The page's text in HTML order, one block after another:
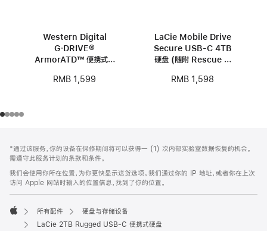
Western Digital
G‑DRIVE®
ArmorATD™ 便携式硬
RMB 1,599
LaCie Mobile Drive
Secure USB-C 4TB
硬盘 (随附 Rescue 服
RMB 1,598
页
页
脚
注
*通过该服务，你的设备在保修期间将可以获得一 (1) 次内部实验室数据恢复的机会。
需遵守此服务计划的条款和条件。
我们会使用你所在位置，为你更快显示送货选项。我们通过你的 IP 地址，或者你在上次
访问 Apple 网站时输入的位置信息，找到了你的位置。
Apple
所有配件
硬盘与存储设备
LaCie 2TB Rugged USB-C 便携式硬盘